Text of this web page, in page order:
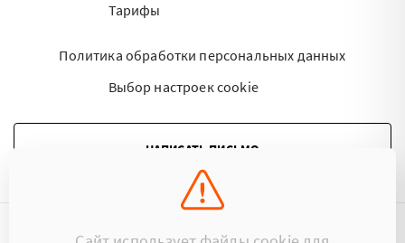
Тарифы
Политика обработки персональных данных
Выбор настроек cookie
НАПИСАТЬ ПИСЬМО
©2015 - 2026 Kartoteka.by Все права защищены.